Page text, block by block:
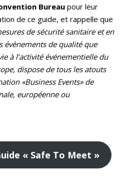
Bureau pour leur
de ce guide, et rappelle que
de sécurité sanitaire et en
évènements de qualité que
à l’activité événementielle du
dispose de tous les atouts
«Business Events» de
européenne ou
« Safe To Meet »